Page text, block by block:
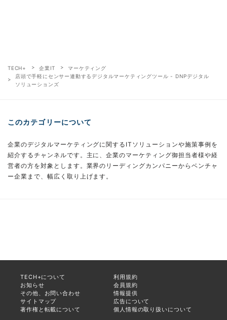
TECH+ 企業IT
マーケティング
店頭で手軽にセンサー連動するデジタルマーケティングツール - DNPデジタル
ソリューションズ
このカテゴリーについて
企業のデジタルマーケティングに関するITソリューションや施策事例を
紹介するチャンネルです。主に、企業のマーケティング御担当者様や経
営者の方を対象とします。業界のリーディングカンパニーからベンチャ
ー企業まで、幅広く取り上げます。
TECH+について
利用規約
お知らせ
会員規約
その他、お問い合わせ
情報提供
サイトマップ
広告について
著作権と転載について
個人情報の取り扱いについて